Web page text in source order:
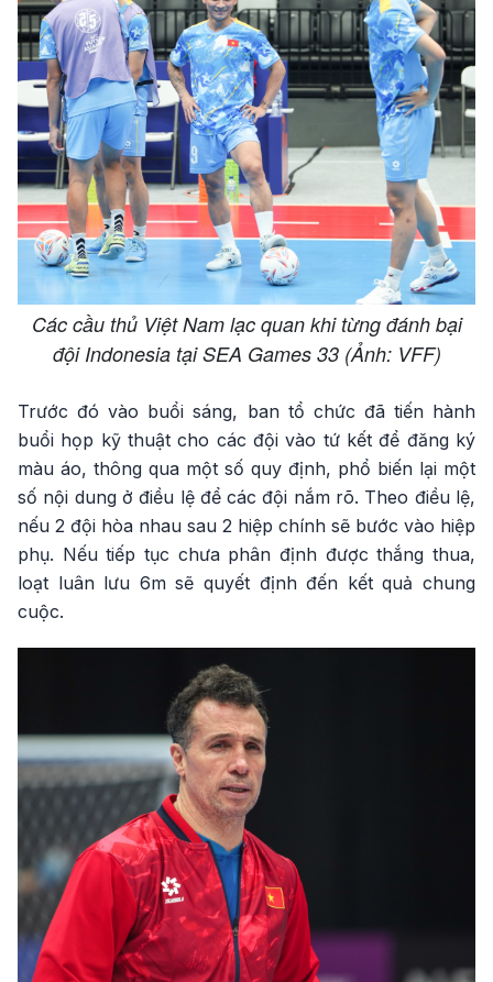
Các cầu thủ Việt Nam lạc quan khi từng đánh bại
đội Indonesia tại SEA Games 33 (Ảnh: VFF)
Trước đó vào buổi sáng, ban tổ chức đã tiến hành
buổi họp kỹ thuật cho các đội vào tứ kết để đăng ký
màu áo, thông qua một số quy định, phổ biến lại một
số nội dung ở điều lệ để các đội nắm rõ. Theo điều lệ,
nếu 2 đội hòa nhau sau 2 hiệp chính sẽ bước vào hiệp
phụ. Nếu tiếp tục chưa phân định được thắng thua,
loạt luân lưu 6m sẽ quyết định đến kết quả chung
cuộc.